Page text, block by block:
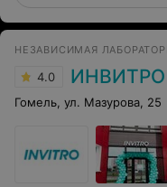
НЕЗАВИСИМАЯ
4.0 ИНВИТРО
Гомель, ул. Мазурова, 25